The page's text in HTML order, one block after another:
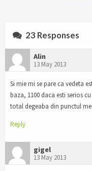
23 Responses
Alin
13 May 2013
Si mie mi se pare ca vedeta
baza, 1100 daca esti serios
total degeaba din punctul
Reply
gigel
13 May 2013